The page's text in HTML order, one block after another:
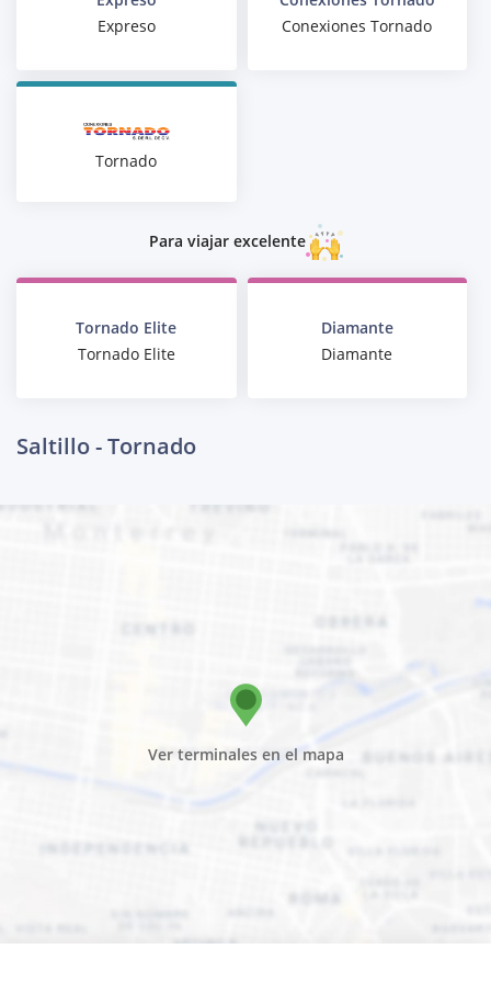
Expreso
Conexiones Tornado
Tornado
Para viajar excelente
Tornado Elite
Tornado Elite
Diamante
Diamante
Saltillo - Tornado
Ver terminales en el mapa